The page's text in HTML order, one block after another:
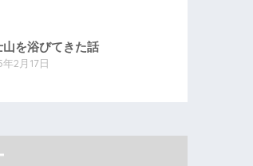
山を浴びてきた話
2月17日